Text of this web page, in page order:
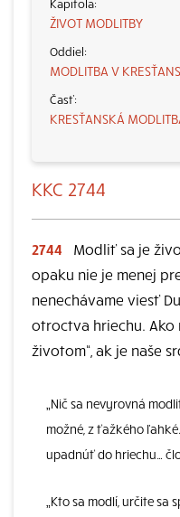
ŽIVOT MODLITBY
MODLITBA V
KRESŤANSKÁ
KKC 2744
2744
Modliť sa je
opaku nie je menej
nenechávame viesť
otroctva hriechu. Ako
životom“, ak je naše
„Nič sa nevyrovná
možné, z ťažkého
upadnúť do hriechu…
„Kto sa modlí, určite sa